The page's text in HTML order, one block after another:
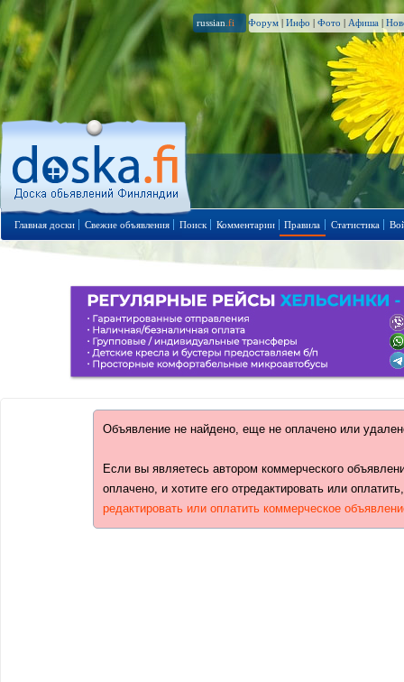
russian .fi Форум | Инфо | Фото | Афиша |
Главная доски Свежие объявления Поиск Комментарии Правила Статистика
Объявление не найдено, еще не оплачено или
Если вы являетесь автором коммерческого
оплачено, и хотите его отредактировать или
редактировать или оплатить коммерческое